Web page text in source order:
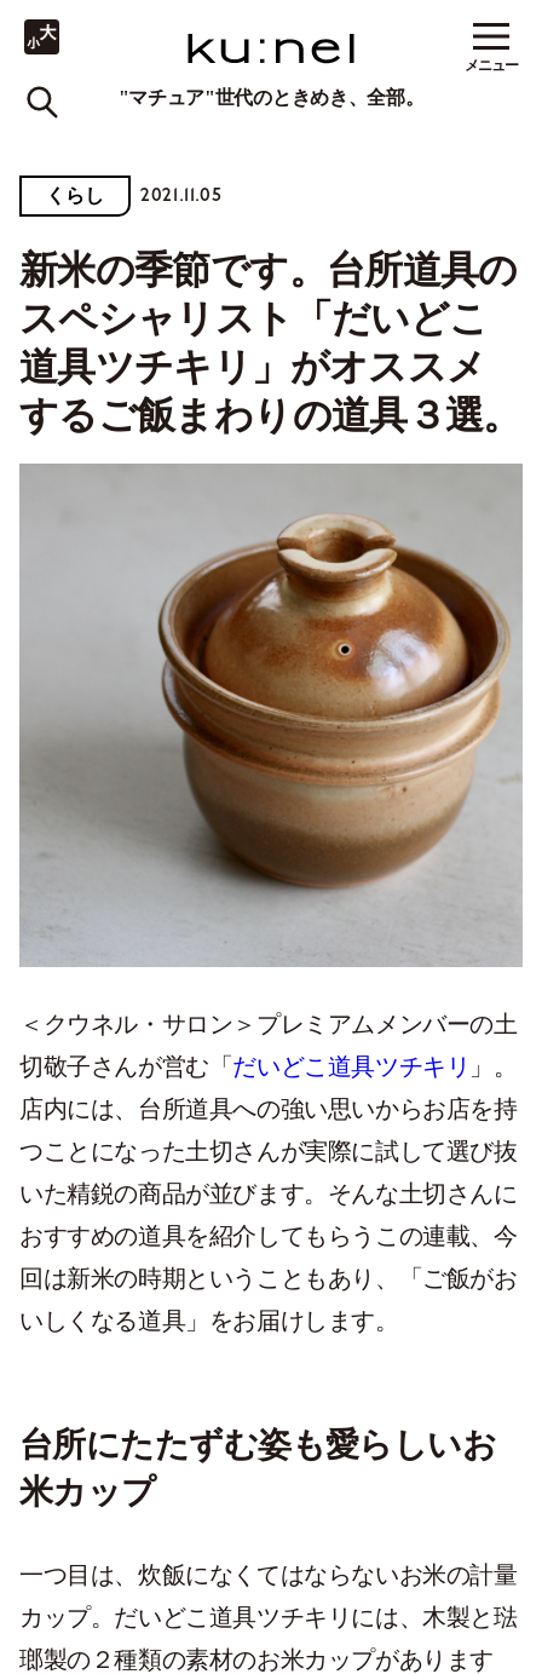
"マチュア"世代のときめき、全部。
メニュー
くらし 2021.11.05
新米の季節です。台所道具の
スペシャリスト「だいどこ
道具ツチキリ」がオススメ
するご飯まわりの道具３選。
＜クウネル・サロン＞プレミアムメンバーの土
切敬子さんが営む「 だいどこ道具ツチキリ 」。
店内には、台所道具への強い思いからお店を持
つことになった土切さんが実際に試して選び抜
いた精鋭の商品が並びます。そんな土切さんに
おすすめの道具を紹介してもらうこの連載、今
回は新米の時期ということもあり、「ご飯がお
いしくなる道具」をお届けします。
台所にたたずむ姿も愛らしいお
米カップ
一つ目は、炊飯になくてはならないお米の計量
カップ。だいどこ道具ツチキリには、木製と琺
瑯製の２種類の素材のお米カップがあります